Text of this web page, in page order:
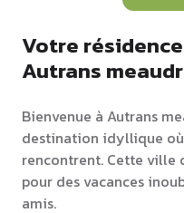
Votre
Autrans
Bienvenue à Autrans
destination idyllique
rencontrent. Cette ville
pour des vacances
amis.